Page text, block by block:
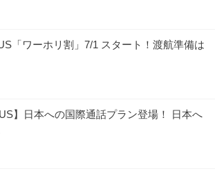
「ワーホリ割」7/1 スタート！渡航準備は
】日本への国際通話プラン登場！ 日本へ